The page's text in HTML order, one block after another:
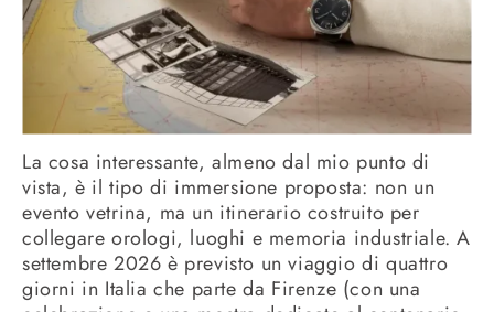
La cosa interessante, almeno dal mio punto di
vista, è il tipo di immersione proposta: non un
evento vetrina, ma un itinerario costruito per
collegare orologi, luoghi e memoria industriale. A
settembre 2026 è previsto un viaggio di quattro
giorni in Italia che parte da Firenze (con una